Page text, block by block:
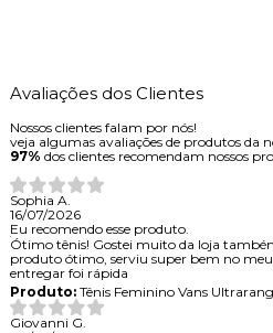
Avaliações dos Clientes
Nossos clientes falam por nós!
veja algumas avaliações de produtos da
97% dos clientes recomendam nossos
Sophia A.
16/07/2026
Eu recomendo esse produto.
Ótimo tênis! Gostei muito da loja
produto ótimo, serviu super bem no meu
entregar foi rápida
Produto:Tênis Feminino Vans
Giovanni G.